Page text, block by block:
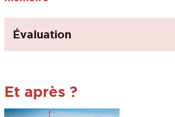
Évaluation
Et après ?